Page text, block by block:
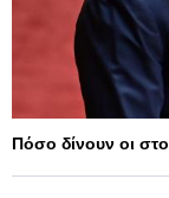
Πόσο δίνουν οι